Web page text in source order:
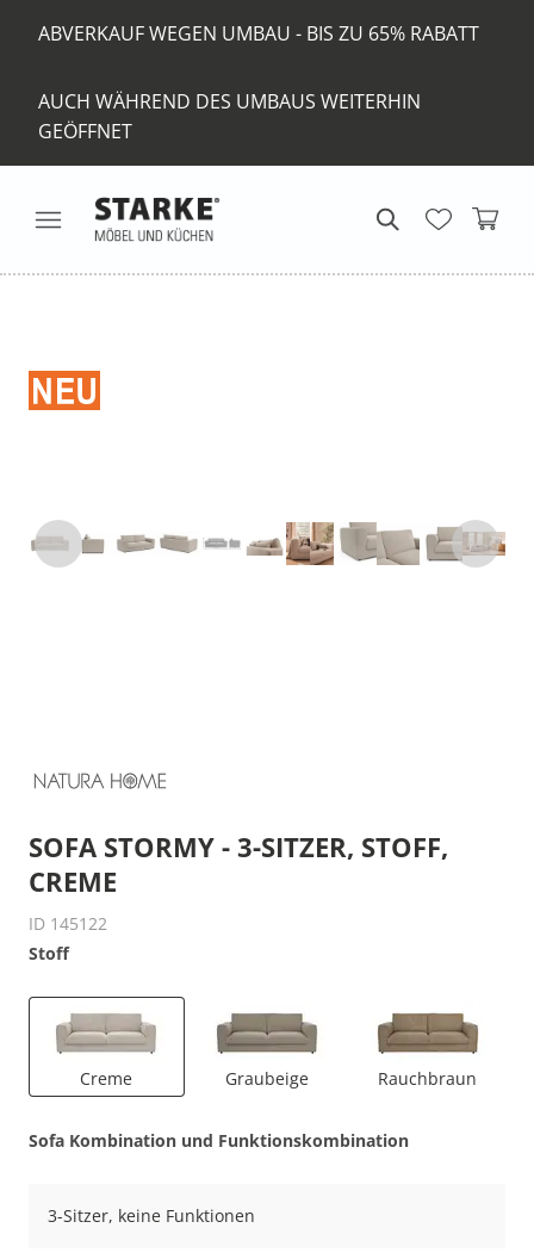
ABVERKAUF WEGEN UMBAU - BIS ZU 65% RABATT
AUCH WÄHREND DES UMBAUS WEITERHIN
GEÖFFNET
SOFA STORMY - 3-SITZER, STOFF,
CREME
ID 145122
Stoff
Creme Graubeige Rauchbraun
Sofa Kombination und Funktionskombination
3-Sitzer, keine Funktionen